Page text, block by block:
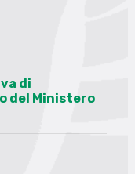
di
del Ministero